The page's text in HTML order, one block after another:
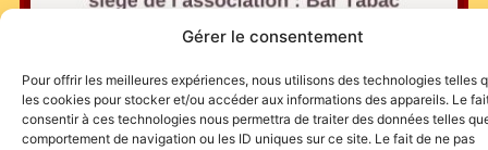
Gérer le consentement
Pour offrir les meilleures expériences, nous utilisons des technologies telles
les cookies pour stocker et/ou accéder aux informations des appareils. Le
consentir à ces technologies nous permettra de traiter des données telles
comportement de navigation ou les ID uniques sur ce site. Le fait de ne pas